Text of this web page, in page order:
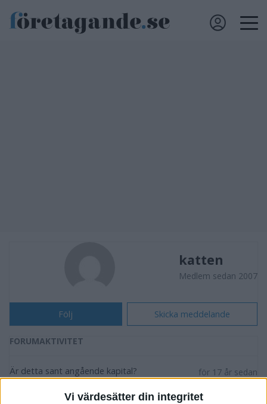
Vi värdesätter din integritet
katten
Medlem sedan 2007
Följ Skicka meddelande
FORUMAKTIVITET
Är detta sant angående kapital? för 17 år sedan